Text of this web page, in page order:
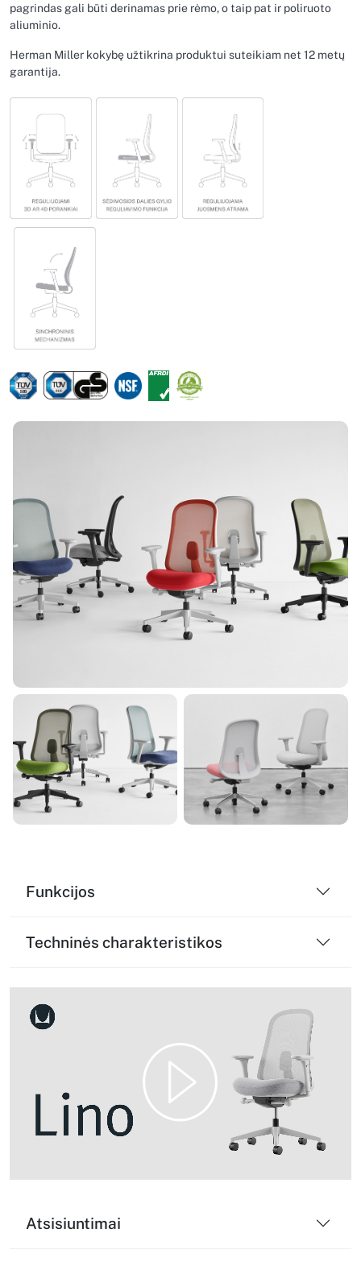
pagrindas gali būti derinamas prie rėmo, o taip pat ir poliruoto
aliuminio.
Herman Miller kokybę užtikrina produktui suteikiam net 12 metų
garantija.
Funkcijos
Techninės charakteristikos
Video
Atsisiuntimai